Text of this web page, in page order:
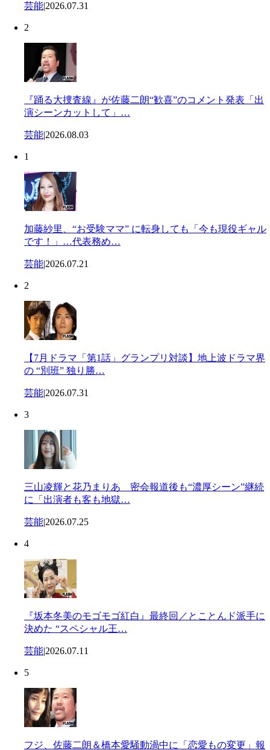
芸能|2026.07.31
2
『踊る大捜査線』が佐藤二朗“歓喜”のコメント発表「出
演シーンカットして」…
芸能|2026.08.03
1
加藤紗里、“お受験ママ” に転身しても「今も現役ギャル
です！」…代表務め…
芸能|2026.07.21
2
【7月ドラマ「第1話」グランプリ対談】地上波ドラマ界
の “別班” 独り勝…
芸能|2026.07.31
3
三山凌輝と花乃まりあ 密会報道後も“濃厚シーン”継続
に「出演者も客も地獄…
芸能|2026.07.25
4
『坂本冬美のモゴモゴ紅白』最終回／とことんド派手に
決めた “スペシャル王…
芸能|2026.07.11
5
フジ、佐藤二朗＆橋本愛騒動渦中に「恋愛もの変更」報